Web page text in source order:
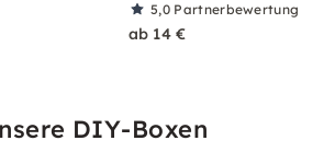
5,0 Partnerbewertung
ab 14 €
DIY-Boxen